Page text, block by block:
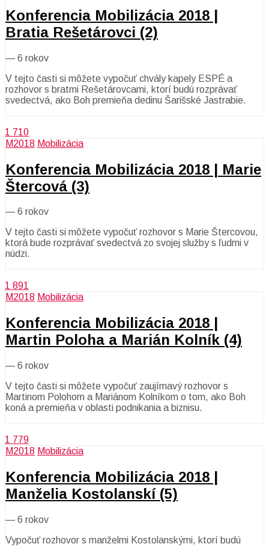
Konferencia Mobilizácia 2018 |
Bratia Rešetárovci (2)
— 6 rokov
V tejto časti si môžete vypočuť chvály kapely ESPÉ a
rozhovor s bratmi Rešetárovcami, ktorí budú rozprávať
svedectvá, ako Boh premieňa dedinu Šarišské Jastrabie.
1 710
M2018 Mobilizácia
Konferencia Mobilizácia 2018 | Marie
Štercová (3)
— 6 rokov
V tejto časti si môžete vypočuť rozhovor s Marie Štercovou,
ktorá bude rozprávať svedectvá zo svojej služby s ľudmi v
núdzi.
1 891
M2018 Mobilizácia
Konferencia Mobilizácia 2018 |
Martin Poloha a Marián Kolník (4)
— 6 rokov
V tejto časti si môžete vypočuť zaujímavý rozhovor s
Martinom Polohom a Mariánom Kolníkom o tom, ako Boh
koná a premieňa v oblasti podnikania a biznisu.
1 779
M2018 Mobilizácia
Konferencia Mobilizácia 2018 |
Manželia Kostolanskí (5)
— 6 rokov
Vypočuť rozhovor s manželmi Kostolanskými, ktorí budú